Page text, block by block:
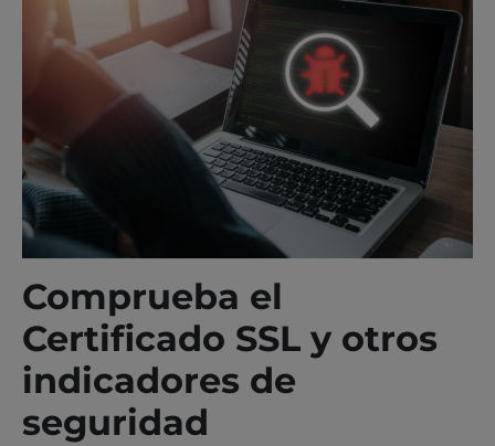
Comprueba el
Certificado SSL y otros
indicadores de
seguridad